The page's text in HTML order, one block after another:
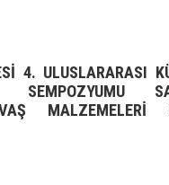
4. ULUSLARARASI